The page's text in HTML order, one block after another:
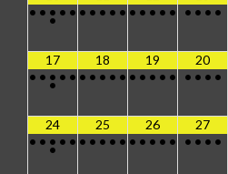
• • • • •
•
• • • • • • • • • •
• • • •
17
• • • • •
•
18
• • • • •
19
• • • • •
20
• • • •
24
• • • • •
•
25
• • • • •
26
• • • • •
27
• • • •